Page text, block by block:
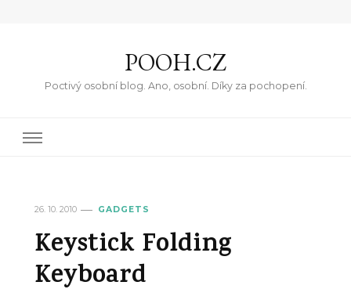
POOH.CZ
Poctivý osobní blog. Ano, osobní. Díky za pochopení.
26. 10. 2010 GADGETS
Keystick Folding
Keyboard